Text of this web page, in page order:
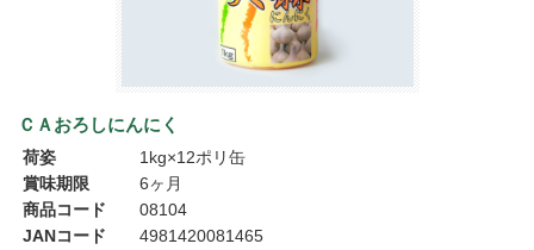
ＣＡおろしにんにく
荷姿
1kg×12ポリ缶
賞味期限
6ヶ月
商品コード
08104
JANコード
4981420081465